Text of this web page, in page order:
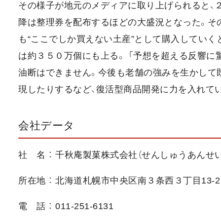
その様子が地元のメディアに取り上げられると、
降は整理券を配布するほどの大盛況となった。
も“ここでしか買えない土産”として購入してい
は約３５０万個にも上る。 「予想を超える反響
油断はできません。今後も老舗の強みを生かし
現したりするなど、復活型商品開発に力を入れて
会社データ
社 名 ： 千秋庵製菓株式会社（せんしゅうあんせ
所在地 ： 北海道札幌市中央区南３条西３丁目13-2
電 話 ： 011-251-6131